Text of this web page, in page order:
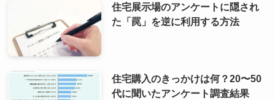
住宅展示場のアンケートに隠され
た「罠」を逆に利用する方法
住宅購入のきっかけは何？20〜50
代に聞いたアンケート調査結果